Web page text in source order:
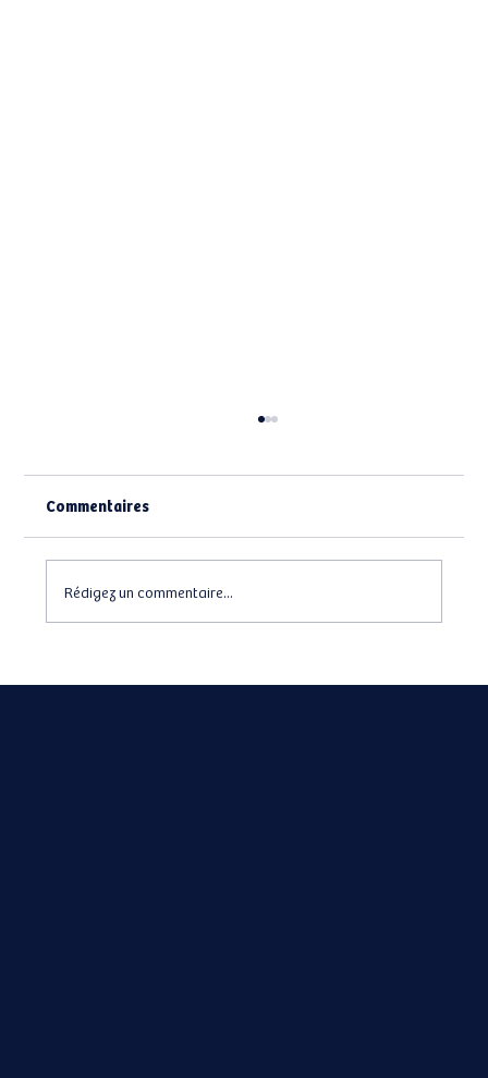
Commentaires
Rédigez un commentaire...